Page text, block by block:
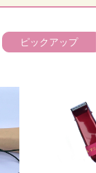
ピックアップ